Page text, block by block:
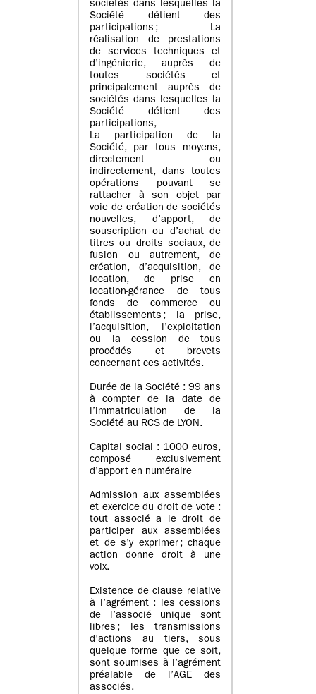
sociétés dans lesquelles la
Société détient des
participations ; La
réalisation de prestations
de services techniques et
d’ingénierie, auprès de
toutes sociétés et
principalement auprès de
sociétés dans lesquelles la
Société détient des
participations,
La participation de la
Société, par tous moyens,
directement ou
indirectement, dans toutes
opérations pouvant se
rattacher à son objet par
voie de création de sociétés
nouvelles, d’apport, de
souscription ou d’achat de
titres ou droits sociaux, de
fusion ou autrement, de
création, d’acquisition, de
location, de prise en
location-gérance de tous
fonds de commerce ou
établissements ; la prise,
l’acquisition, l’exploitation
ou la cession de tous
procédés et brevets
concernant ces activités.
Durée de la Société : 99 ans
à compter de la date de
l’immatriculation de la
Société au RCS de LYON.
Capital social : 1000 euros,
composé exclusivement
d’apport en numéraire
Admission aux assemblées
et exercice du droit de vote :
tout associé a le droit de
participer aux assemblées
et de s’y exprimer ; chaque
action donne droit à une
voix.
Existence de clause relative
à l’agrément : les cessions
de l’associé unique sont
libres ; les transmissions
d’actions au tiers, sous
quelque forme que ce soit,
sont soumises à l’agrément
préalable de l’AGE des
associés.